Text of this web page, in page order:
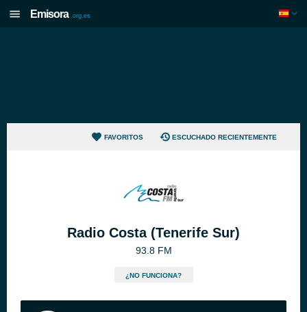
Emisora .org.es
FAVORITOS ESCUCHADO RECIENTEMENTE
Radio Costa (Tenerife Sur)
93.8 FM
¿NO FUNCIONA?